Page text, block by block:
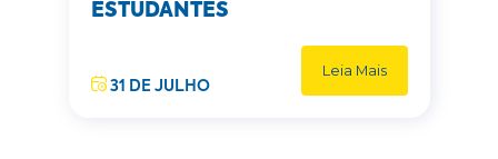
ESTUDANTES
31 DE JULHO
Leia Mais